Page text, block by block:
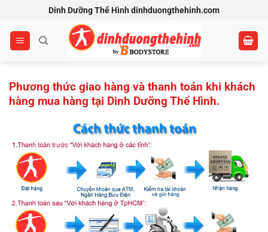
nội
dung
Dinh Dưỡng Thể Hình dinhduongthehinh.com
Phương thức giao hàng và thanh toán khi khách
hàng mua hàng tại Dinh Dưỡng Thể Hình.